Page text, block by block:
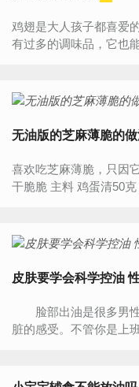
鸡翅是大人孩子都喜爱
有过多的调味品，它也能漂漂亮
无油版的芝麻薄脆的
喜欢吃芝麻薄脆，只因
干脆脆 主料 鸡蛋清50克 低粉35克 白芝麻80克 白糖20克 辅料
皮肤要学会科学控油
脸部出油是很多男性
脏的感受。不管你是上